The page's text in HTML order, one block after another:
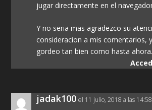
jugar directamente en el
Y no seria mas agradezco su
consideracion a mis comentarios,
gordeo tan bien como hasta ahora.
jadak100 el 11 julio, 2018 a las 14:58